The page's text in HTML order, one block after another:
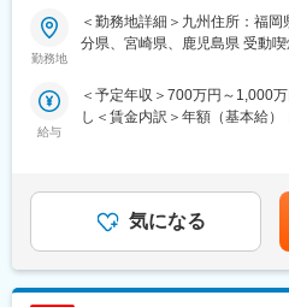
て、アサインを検討します。
会、自身の強みを活かしたPJ
を通じて、その時々に応じた
■明確な評価制度：
自身の成果や頑張りが客観的
また、在籍年数が増えると永
手当もアップします。つまり
る報酬制度になっています。
【はじめに】
～50代まで幅広く活躍してお
医師、薬剤師に課題解決する
報を収集を行っていただきます。
《具体的には...》
■新薬のプロモーション
勤務地
＜勤務地詳細＞九州住所：福
分県、宮崎県、鹿児島県 受動
給与
＜予定年収＞700万円～1,000
し＜賃金内訳＞年額（基本給
年間最大40万円※ただし支給条
額であり、選考を通じて上下
固定手当を含めた表記です。
気になる